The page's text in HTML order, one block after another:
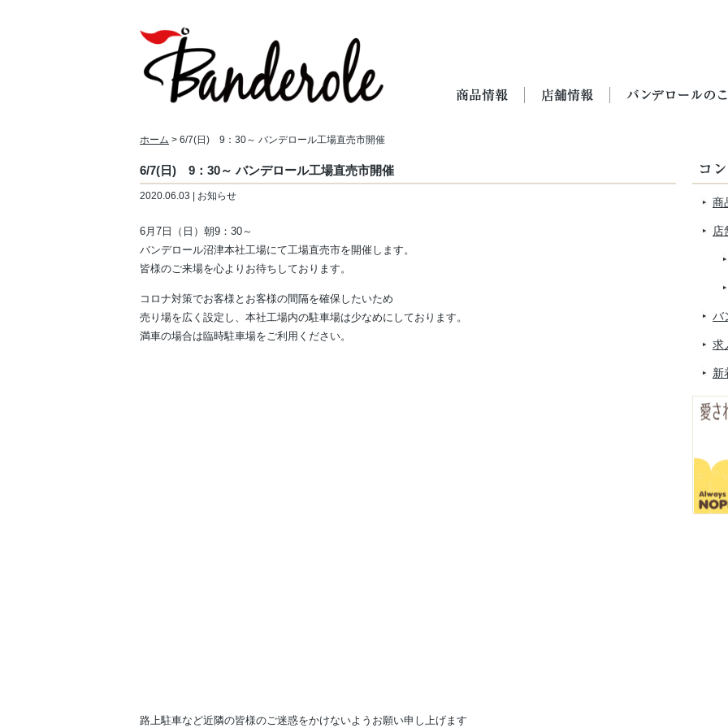
ホーム > 6/7(日) 9：30～ バンデロール工場直売市開催
6/7(日) 9：30～ バンデロール工場直売市開催
2020.06.03 | お知らせ
6月7日（日）朝9：30～
バンデロール沼津本社工場にて工場直売市を開催します。
皆様のご来場を心よりお待ちしております。
コロナ対策でお客様とお客様の間隔を確保したいため
売り場を広く設定し、本社工場内の駐車場は少なめにしております。
満車の場合は臨時駐車場をご利用ください。
路上駐車など近隣の皆様のご迷惑をかけないようお願い申し上げます
商
店
バ
求
新